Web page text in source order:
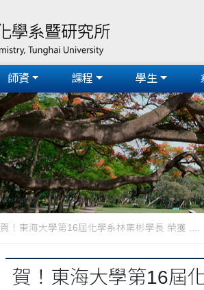
師資 課程 學生
賀！東海大學第16屆化學系林稟彬學長 榮獲 ....
賀！東海大學第16屆